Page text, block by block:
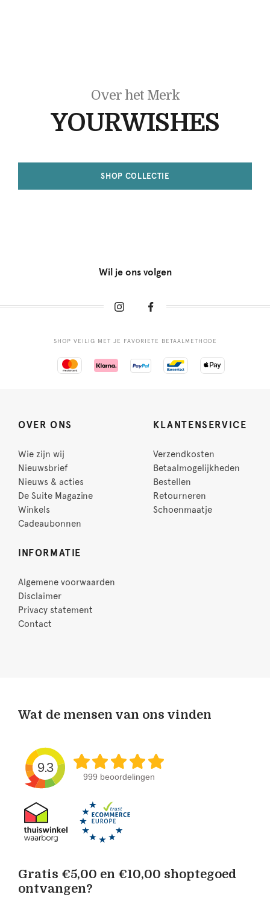
Over het Merk
YOURWISHES
SHOP COLLECTIE
Wil je ons volgen
SHOP VEILIG MET JE FAVORIETE BETAALMETHODE
OVER ONS
Wie zijn wij
Nieuwsbrief
Nieuws & acties
De Suite Magazine
Winkels
Cadeaubonnen
KLANTENSERVICE
Verzendkosten
Betaalmogelijkheden
Bestellen
Retourneren
Schoenmaatje
INFORMATIE
Algemene voorwaarden
Disclaimer
Privacy statement
Contact
Wat de mensen van ons vinden
9.3
999 beoordelingen
Gratis €5,00 en €10,00 shoptegoed
ontvangen?